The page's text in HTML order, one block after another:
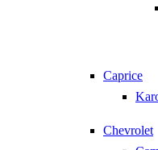
Caprice
Chevrolet